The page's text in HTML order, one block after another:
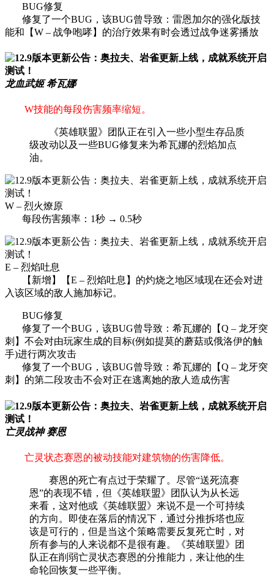
BUG修复
修复了一个BUG，该BUG曾导致：雷恩加尔的强化版技
能和【W – 战争咆哮】的治疗效果有时会透过战争迷雾播放
龙血武姬 希瓦娜
W技能的每段伤害频率缩短。
《英雄联盟》团队正在引入一些小型生存品质
级改动以及一些BUG修复来为希瓦娜的烈焰加点
油。
W – 烈火燎原
每段伤害频率：1秒 → 0.5秒
E – 烈焰吐息
【新增】【E – 烈焰吐息】的灼烧之地区域现在还会对进
入该区域的敌人施加标记。
BUG修复
修复了一个BUG，该BUG曾导致：希瓦娜的【Q – 龙牙突
刺】不会对由玩家生成的目标(例如提莫的蘑菇或俄洛伊的触
手)进行两次攻击
修复了一个BUG，该BUG曾导致：希瓦娜的【Q – 龙牙突
刺】的第二段攻击不会对正在逃离她的敌人造成伤害
亡灵战神 赛恩
亡灵状态赛恩的被动技能对建筑物的伤害降低。
赛恩的死亡有点过于荣耀了。尽管“送死流赛
恩”的表现不错，但《英雄联盟》团队认为从长远
来看，这对他或《英雄联盟》来说不是一个可持续
的方向。即使在落后的情况下，通过分推拆塔也应
该是可行的，但是当这个策略需要反复死亡时，对
所有参与的人来说都不是很有趣。《英雄联盟》团
队正在削弱亡灵状态赛恩的分推能力，来让他的生
命轮回恢复一些平衡。